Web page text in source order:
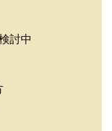
討中